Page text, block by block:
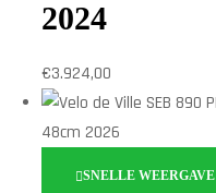
2024
€3.924,00
SNELLE WEERGAVE